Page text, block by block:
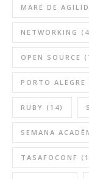
MARÉ DE
NETWORKING
OPEN SOURCE
PORTO ALEGRE
RUBY (14)
SEMANA
TASAFOCONF